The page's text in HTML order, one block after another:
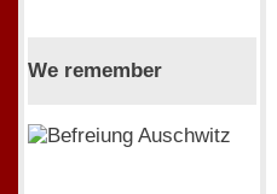
We remember